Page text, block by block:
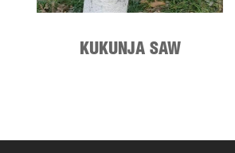
KUKUNJA SAW